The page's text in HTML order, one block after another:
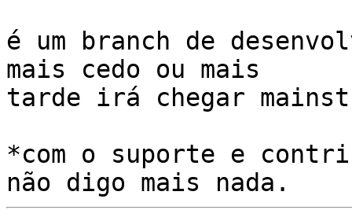
é um branch de
mais cedo ou mais
tarde irá chegar
*com o suporte e